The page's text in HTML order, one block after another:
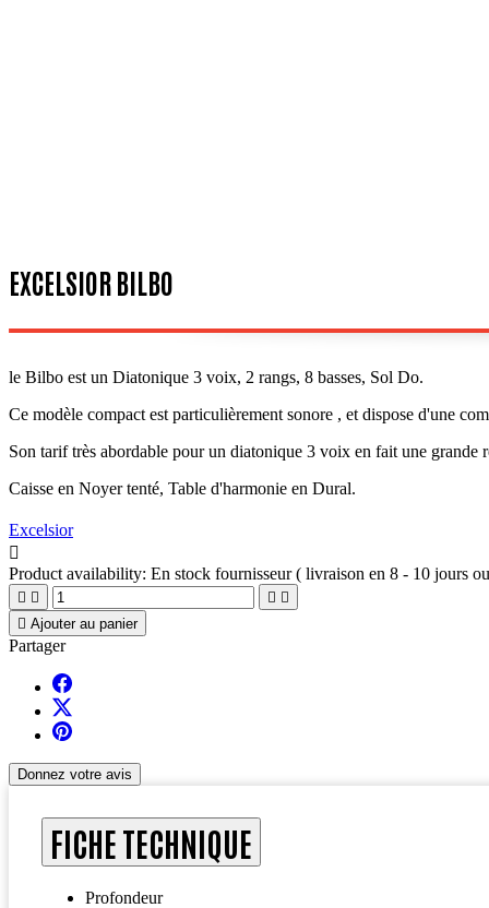
EXCELSIOR BILBO
le Bilbo est un Diatonique 3 voix, 2 rangs, 8 basses, Sol Do.
Ce modèle compact est particulièrement sonore , et dispose d'une
Son tarif très abordable pour un diatonique 3 voix en fait une grande
Caisse en Noyer tenté, Table d'harmonie en Dural.
Excelsior

Product availability: En stock fournisseur ( livraison en 8 - 10 jours
   
 Ajouter au panier
Partager
Donnez votre avis
FICHE TECHNIQUE
Profondeur